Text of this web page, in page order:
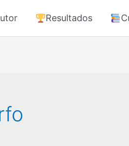
Resultados